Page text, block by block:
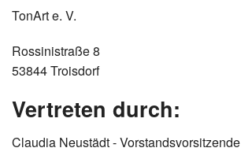
Wir kommen zu Ihnen!
Lieblinks
Datenschutz
TonArt e. V.
Rossinistraße 8
53844 Troisdorf
Vertreten durch:
Claudia Neustädt - Vorstandsvorsitzende